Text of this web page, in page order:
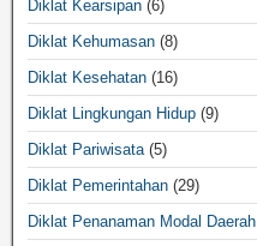
Diklat Kearsipan (6)
Diklat Kehumasan (8)
Diklat Kesehatan (16)
Diklat Lingkungan Hidup (9)
Diklat Pariwisata(5)
Diklat Pemerintahan (29)
Diklat Penanaman Modal Daerah